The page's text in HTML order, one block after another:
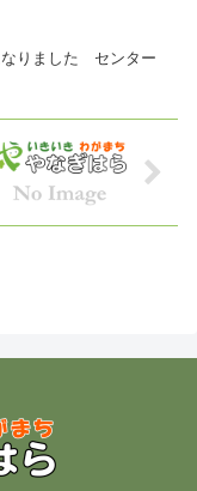
なりました センター